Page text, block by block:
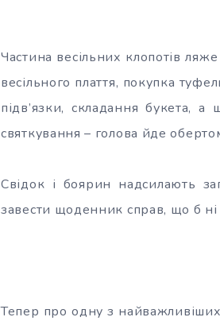
Частина весільних клопотів
весільного плаття, покупка
підв’язки, складання букета,
святкування – голова йде
Свідок і боярин надсилають
завести щоденник справ, що б
Тепер про одну з